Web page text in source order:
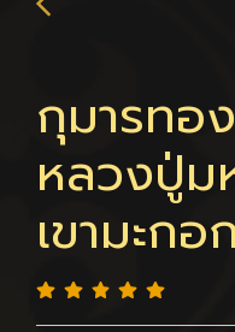
กุมารทอ
หลวงปู่
เขามะกอก